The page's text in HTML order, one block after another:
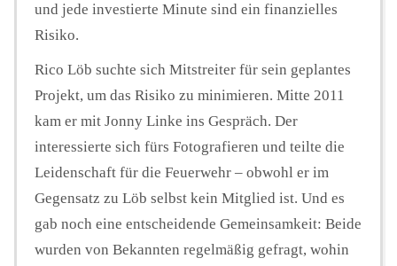
und jede investierte Minute sind ein finanzielles
Risiko.
Rico Löb suchte sich Mitstreiter für sein geplantes
Projekt, um das Risiko zu minimieren. Mitte 2011
kam er mit Jonny Linke ins Gespräch. Der
interessierte sich fürs Fotografieren und teilte die
Leidenschaft für die Feuerwehr – obwohl er im
Gegensatz zu Löb selbst kein Mitglied ist. Und es
gab noch eine entscheidende Gemeinsamkeit: Beide
wurden von Bekannten regelmäßig gefragt, wohin